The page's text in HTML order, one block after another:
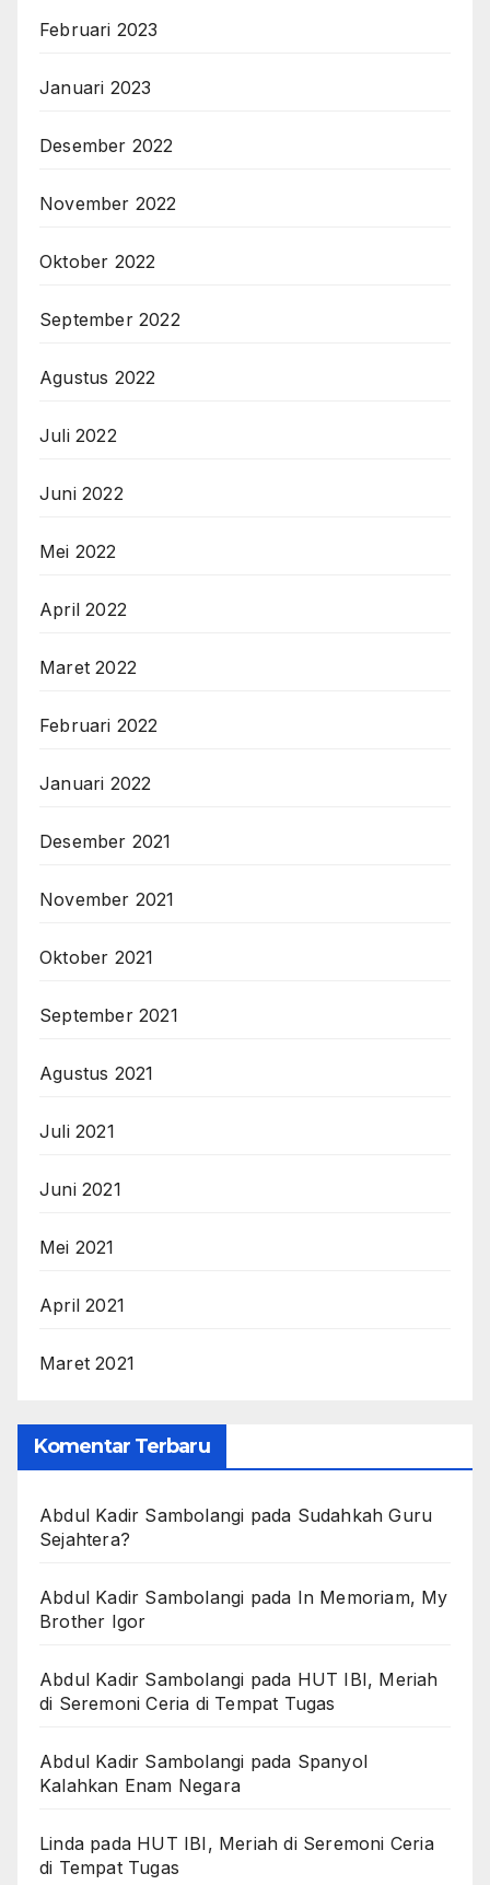
Februari 2023
Januari 2023
Desember 2022
November 2022
Oktober 2022
September 2022
Agustus 2022
Juli 2022
Juni 2022
Mei 2022
April 2022
Maret 2022
Februari 2022
Januari 2022
Desember 2021
November 2021
Oktober 2021
September 2021
Agustus 2021
Juli 2021
Juni 2021
Mei 2021
April 2021
Maret 2021
Komentar Terbaru
Abdul Kadir Sambolangi pada Sudahkah Guru
Sejahtera?
Abdul Kadir Sambolangi pada In Memoriam, My
Brother Igor
Abdul Kadir Sambolangi pada HUT IBI, Meriah
di Seremoni Ceria di Tempat Tugas
Abdul Kadir Sambolangi pada Spanyol
Kalahkan Enam Negara
Linda pada HUT IBI, Meriah di Seremoni Ceria
di Tempat Tugas